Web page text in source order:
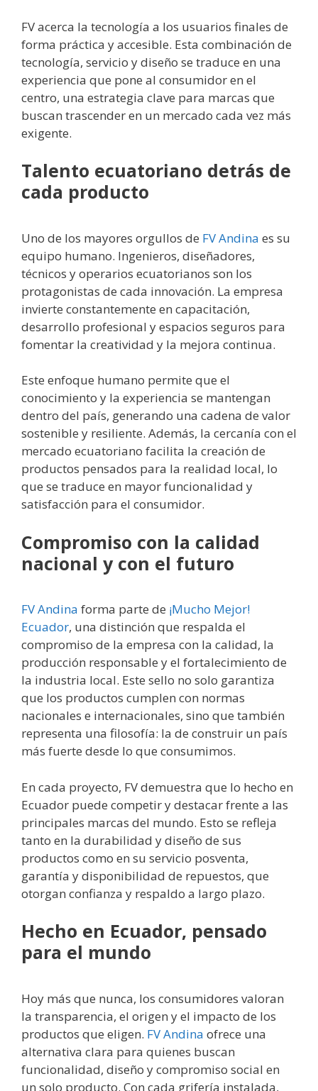
FV acerca la tecnología a los usuarios finales de
forma práctica y accesible. Esta combinación de
tecnología, servicio y diseño se traduce en una
experiencia que pone al consumidor en el
centro, una estrategia clave para marcas que
buscan trascender en un mercado cada vez más
exigente.
Talento ecuatoriano detrás de
cada producto
Uno de los mayores orgullos de FV Andina es su
equipo humano. Ingenieros, diseñadores,
técnicos y operarios ecuatorianos son los
protagonistas de cada innovación. La empresa
invierte constantemente en capacitación,
desarrollo profesional y espacios seguros para
fomentar la creatividad y la mejora continua.
Este enfoque humano permite que el
conocimiento y la experiencia se mantengan
dentro del país, generando una cadena de valor
sostenible y resiliente. Además, la cercanía con el
mercado ecuatoriano facilita la creación de
productos pensados para la realidad local, lo
que se traduce en mayor funcionalidad y
satisfacción para el consumidor.
Compromiso con la calidad
nacional y con el futuro
FV Andina forma parte de ¡Mucho Mejor!
Ecuador, una distinción que respalda el
compromiso de la empresa con la calidad, la
producción responsable y el fortalecimiento de
la industria local. Este sello no solo garantiza
que los productos cumplen con normas
nacionales e internacionales, sino que también
representa una filosofía: la de construir un país
más fuerte desde lo que consumimos.
En cada proyecto, FV demuestra que lo hecho en
Ecuador puede competir y destacar frente a las
principales marcas del mundo. Esto se refleja
tanto en la durabilidad y diseño de sus
productos como en su servicio posventa,
garantía y disponibilidad de repuestos, que
otorgan confianza y respaldo a largo plazo.
Hecho en Ecuador, pensado
para el mundo
Hoy más que nunca, los consumidores valoran
la transparencia, el origen y el impacto de los
productos que eligen. FV Andina ofrece una
alternativa clara para quienes buscan
funcionalidad, diseño y compromiso social en
un solo producto. Con cada grifería instalada,